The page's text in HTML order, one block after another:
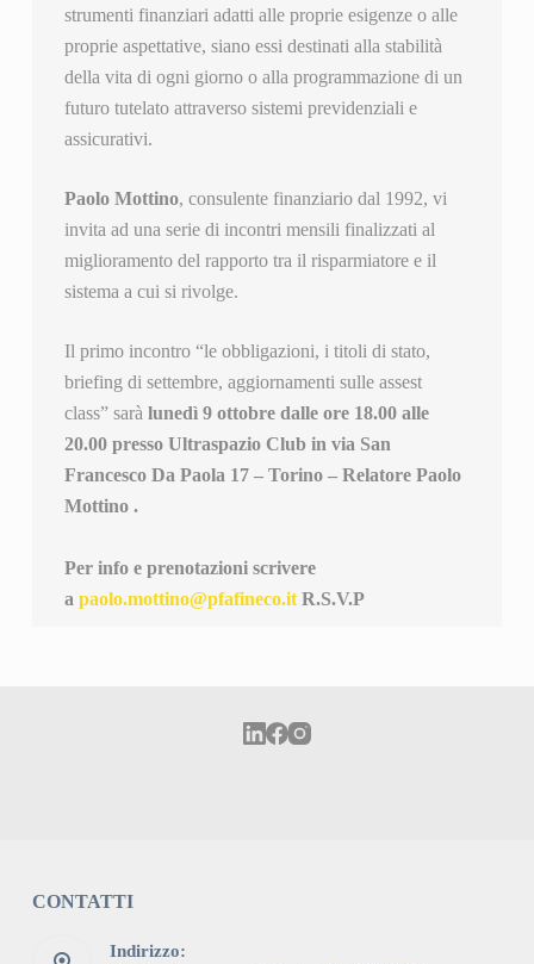
strumenti finanziari adatti alle proprie esigenze o alle
proprie aspettative, siano essi destinati alla stabilità
della vita di ogni giorno o alla programmazione di un
futuro tutelato attraverso sistemi previdenziali e
assicurativi.
Paolo Mottino, consulente finanziario dal 1992, vi
invita ad una serie di incontri mensili finalizzati al
miglioramento del rapporto tra il risparmiatore e il
sistema a cui si rivolge.
Il primo incontro “le obbligazioni, i titoli di stato,
briefing di settembre, aggiornamenti sulle assest
class” sarà lunedì 9 ottobre dalle ore 18.00 alle
20.00 presso Ultraspazio Club in via San
Francesco Da Paola 17 – Torino – Relatore Paolo
Mottino .
Per info e prenotazioni scrivere
a paolo.mottino@pfafineco.itR.S.V.P
CONTATTI
Indirizzo: